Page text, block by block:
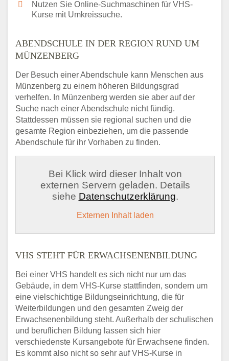
Nutzen Sie Online-Suchmaschinen für VHS-
Kurse mit Umkreissuche.
ABENDSCHULE IN DER REGION RUND UM
MÜNZENBERG
Der Besuch einer Abendschule kann Menschen aus
Münzenberg zu einem höheren Bildungsgrad
verhelfen. In Münzenberg werden sie aber auf der
Suche nach einer Abendschule nicht fündig.
Stattdessen müssen sie regional suchen und die
gesamte Region einbeziehen, um die passende
Abendschule für ihr Vorhaben zu finden.
Bei Klick wird dieser Inhalt von
externen Servern geladen. Details
siehe Datenschutzerklärung.
Externen Inhalt laden
VHS STEHT FÜR ERWACHSENENBILDUNG
Bei einer VHS handelt es sich nicht nur um das
Gebäude, in dem VHS-Kurse stattfinden, sondern um
eine vielschichtige Bildungseinrichtung, die für
Weiterbildungen und den gesamten Zweig der
Erwachsenenbildung steht. Außerhalb der schulischen
und beruflichen Bildung lassen sich hier
verschiedenste Kursangebote für Erwachsene finden.
Es kommt also nicht so sehr auf VHS-Kurse in